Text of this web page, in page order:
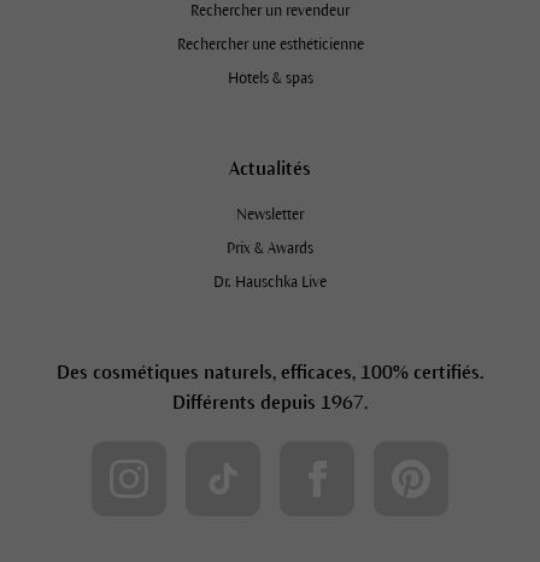
Rechercher un revendeur
Rechercher une esthéticienne
Hôtels & spas
Actualités
Newsletter
Prix & Awards
Dr. Hauschka Live
Des cosmétiques naturels, efficaces, 100% certifiés.
Différents depuis 1967.